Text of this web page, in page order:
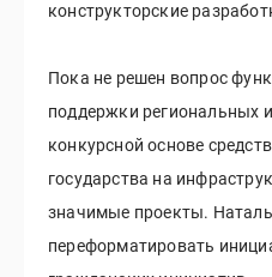
конструкторские
Пока не решен вопрос
поддержки региональных
конкурсной основе
государства на
значимые проекты.
переформатировать